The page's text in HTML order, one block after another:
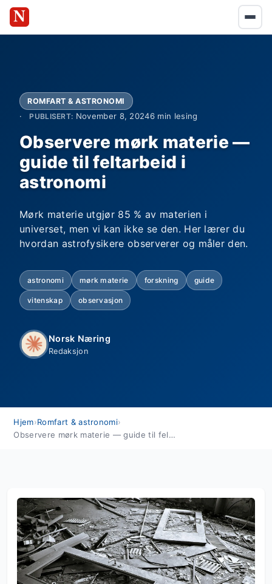
ROMFART & ASTRONOMI
PUBLISERT: November 8, 20246 min lesing
Observere mørk materie —
guide til feltarbeid i
astronomi
Mørk materie utgjør 85 % av materien i
universet, men vi kan ikke se den. Her lærer du
hvordan astrofysikere observerer og måler den.
astronomi mørk materie forskning guide
vitenskap observasjon
Norsk Næring
Redaksjon
Hjem›Romfart & astronomi›
Observere mørk materie — guide til feltarbeid i astronomi